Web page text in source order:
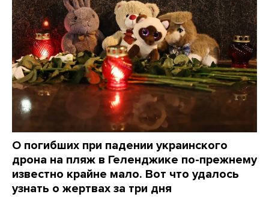
О погибших при падении украинского
дрона на пляж в Геленджике по-прежнему
известно крайне мало. Вот что удалось
узнать о жертвах за три дня